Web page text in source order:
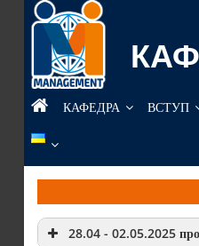
Перейти
до
вмісту
КАФЕДРА ВСТУП
28.04 - 02.05.2025